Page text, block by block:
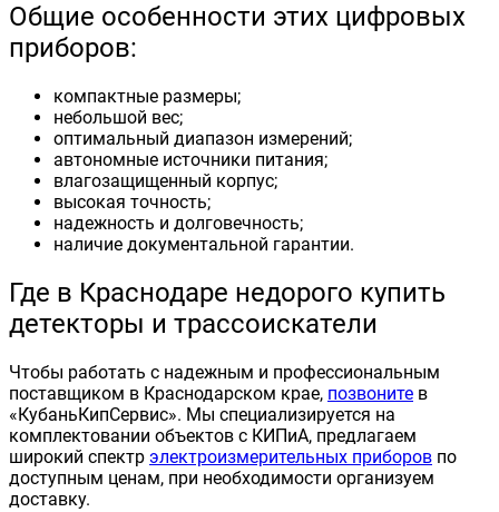
Общие особенности этих цифровых
приборов:
компактные размеры;
небольшой вес;
оптимальный диапазон измерений;
автономные источники питания;
влагозащищенный корпус;
высокая точность;
надежность и долговечность;
наличие документальной гарантии.
Где в Краснодаре недорого купить
детекторы и трассоискатели
Чтобы работать с надежным и профессиональным
поставщиком в Краснодарском крае, позвоните в
«КубаньКипСервис». Мы специализируется на
комплектовании объектов с КИПиА, предлагаем
широкий спектр электроизмерительных приборов по
доступным ценам, при необходимости организуем
доставку.